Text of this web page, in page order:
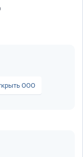
ООО